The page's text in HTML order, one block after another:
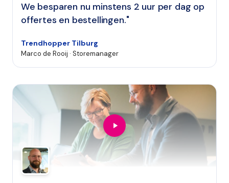
We besparen nu minstens 2 uur per dag op
offertes en bestellingen."
Trendhopper Tilburg
Marco de Rooij · Storemanager